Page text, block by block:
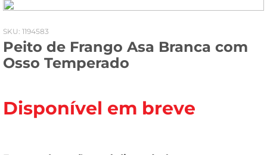
: 1194583
Peito de Frango Asa Branca com
Osso Temperado
Disponível em breve
fogao
café
cerveja
leite